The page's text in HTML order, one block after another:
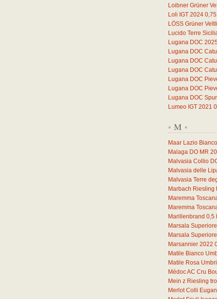
Loibner Grüner
Loli IGT 2024 0,75
LÖSS Grüner
Lucido Terre
Lugana DOC
Lugana DOC
Lugana DOC
Lugana DOC
Lugana DOC
Lugana DOC
Lugana DOC
Lumeo IGT 2021
* M *
Maar Lazio
Malaga DO MR
Malvasia Collio
Malvasia delle
Malvasia Terre
Marbach Riesling
Maremma
Maremma
Marillenbrand 0,5
Marsala
Marsala
Marsannier 2022
Matile Bianco
Matile Rosa
Médoc AC Cru
Mein z Riesling
Merlot Colli